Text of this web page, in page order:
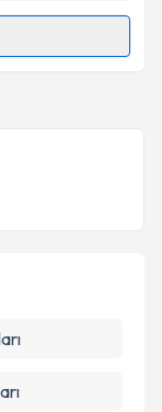
belirtilen
belirtilen